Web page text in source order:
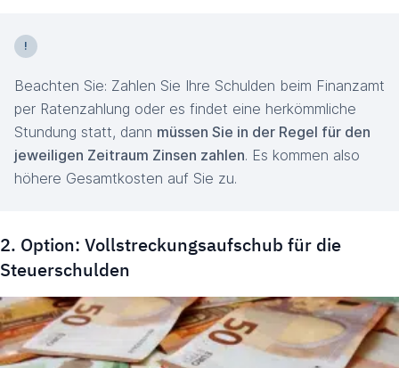
Beachten Sie: Zahlen Sie Ihre Schulden beim Finanzamt
per Ratenzahlung oder es findet eine herkömmliche
Stundung statt, dann müssen Sie in der Regel für den
jeweiligen Zeitraum Zinsen zahlen. Es kommen also
höhere Gesamtkosten auf Sie zu.
2. Option: Vollstreckungsaufschub für die
Steuerschulden